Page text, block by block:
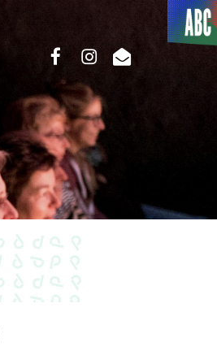
Du côté
de l’ABC
facebookinstagram
email